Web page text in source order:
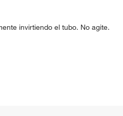
invirtiendo el tubo. No agite.